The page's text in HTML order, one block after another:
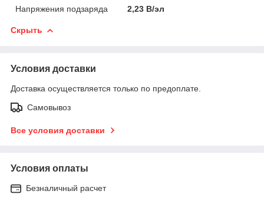
Напряжения подзаряда
2,23 В/эл
Скрыть
Условия доставки
Доставка осуществляется только по предоплате.
Самовывоз
Все условия доставки
Условия оплаты
Безналичный расчет